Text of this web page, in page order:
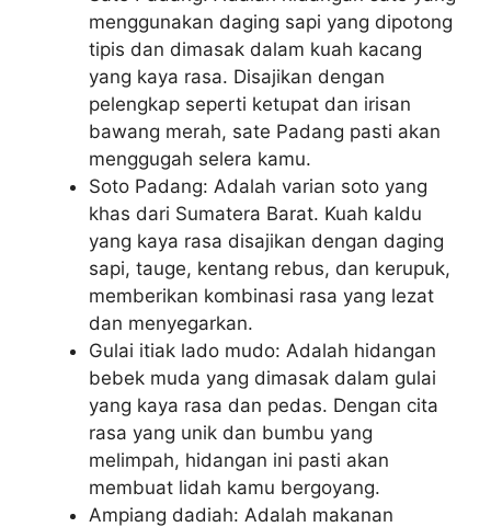
menggunakan daging sapi yang dipotong
tipis dan dimasak dalam kuah kacang
yang kaya rasa. Disajikan dengan
pelengkap seperti ketupat dan irisan
bawang merah, sate Padang pasti akan
menggugah selera kamu.
Soto Padang: Adalah varian soto yang
khas dari Sumatera Barat. Kuah kaldu
yang kaya rasa disajikan dengan daging
sapi, tauge, kentang rebus, dan kerupuk,
memberikan kombinasi rasa yang lezat
dan menyegarkan.
Gulai itiak lado mudo: Adalah hidangan
bebek muda yang dimasak dalam gulai
yang kaya rasa dan pedas. Dengan cita
rasa yang unik dan bumbu yang
melimpah, hidangan ini pasti akan
membuat lidah kamu bergoyang.
Ampiang dadiah: Adalah makanan